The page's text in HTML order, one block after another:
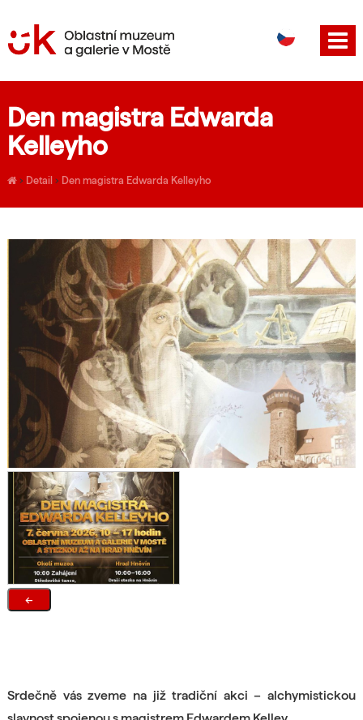
EN
Den magistra Edwarda
Kelleyho
› Detail › Den magistra Edwarda Kelleyho
←
Srdečně vás zveme na již tradiční akci – alchymistickou